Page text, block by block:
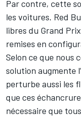
Par contre, cette
les voitures. Red
libres du Grand
remises en
Selon ce que nous
solution augmente
perturbe aussi les
que ces
nécessaire que